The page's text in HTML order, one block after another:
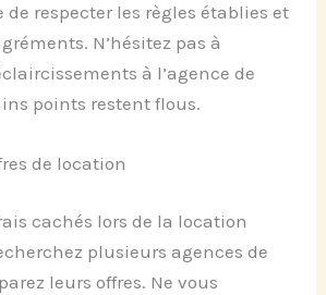
de respecter les règles établies et
N’hésitez pas à
à l’agence de
points restent flous.
de location
cachés lors de la location
plusieurs agences de
leurs offres. Ne vous